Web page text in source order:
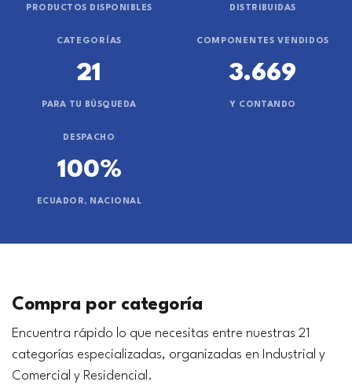
PRODUCTOS DISPONIBLES DISTRIBUIDAS
CATEGORÍAS
21
PARA TU BÚSQUEDA
COMPONENTES VENDIDOS
3.669
Y CONTANDO
DESPACHO
100%
ECUADOR, NACIONAL
Compra por categoría
Encuentra rápido lo que necesitas entre nuestras 21
categorías especializadas, organizadas en Industrial y
Comercial y Residencial.